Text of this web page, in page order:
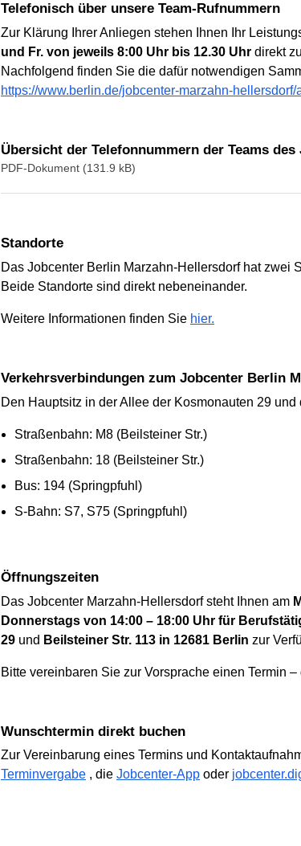
Telefonisch über unsere Team-Rufnummern
Zur Klärung Ihrer Anliegen stehen Ihnen Ihr
und Fr. von jeweils 8:00 Uhr bis 12.30 Uhr direkt
Nachfolgend finden Sie die dafür notwendigen
https://www.berlin.de/jobcenter-marzahn-
Übersicht der Telefonnummern der Teams des
PDF-Dokument (131.9 kB)
Standorte
Das Jobcenter Berlin Marzahn-Hellersdorf hat zwei
Beide Standorte sind direkt nebeneinander.
Weitere Informationen finden Sie hier.
Verkehrsverbindungen zum Jobcenter Berlin
Den Hauptsitz in der Allee der Kosmonauten 29
Straßenbahn: M8 (Beilsteiner Str.)
Straßenbahn: 18 (Beilsteiner Str.)
Bus: 194 (Springpfuhl)
S-Bahn: S7, S75 (Springpfuhl)
Öffnungszeiten
Das Jobcenter Marzahn-Hellersdorf steht Ihnen am
Donnerstags von 14:00 – 18:00 Uhr für
29 und Beilsteiner Str. 113 in 12681 Berlin zur
Bitte vereinbaren Sie zur Vorsprache einen Termin
Wunschtermin direkt buchen
Zur Vereinbarung eines Termins und
Terminvergabe , die Jobcenter-App oder